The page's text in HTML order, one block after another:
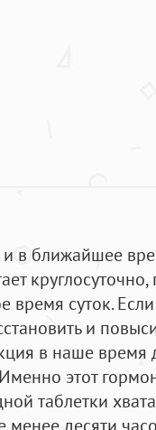
в ближайшее
суток.
и
в наше время
этот
таблетки
менее десяти